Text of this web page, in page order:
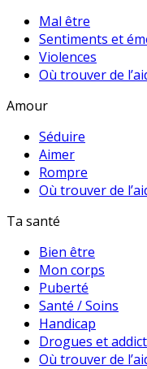
Mal être
Sentiments et
Violences
Où trouver de
Amour
Séduire
Aimer
Rompre
Où trouver de
Ta santé
Bien être
Mon corps
Puberté
Santé / Soins
Handicap
Drogues et
Où trouver de